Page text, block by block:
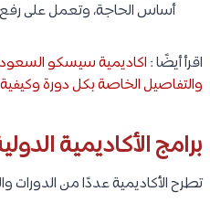
أساس الحاجة، وتعمل على رفع
اقرأ أيضًا : اكاديمية سيسكو
والتفاصيل الخاصة بكل دورة
برامج الأكاديمية
تطرح الأكاديمية عددًا من الدورات